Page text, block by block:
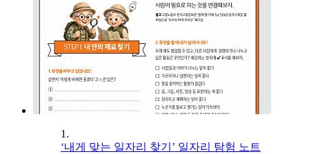
1.
‘내게 맞는 일자리 찾기’ 일자리 탐험 노트